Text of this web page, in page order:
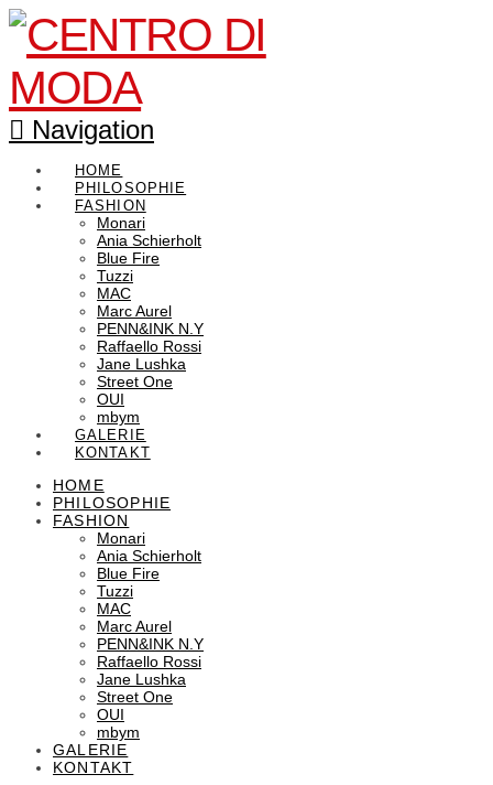
Navigation
HOME
PHILOSOPHIE
FASHION
Monari
Ania Schierholt
Blue Fire
Tuzzi
MAC
Marc Aurel
PENN&INK N.Y
Raffaello Rossi
Jane Lushka
Street One
OUI
mbym
GALERIE
KONTAKT
HOME
PHILOSOPHIE
FASHION
Monari
Ania Schierholt
Blue Fire
Tuzzi
MAC
Marc Aurel
PENN&INK N.Y
Raffaello Rossi
Jane Lushka
Street One
OUI
mbym
GALERIE
KONTAKT